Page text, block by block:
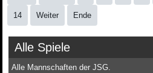
14 Weiter Ende
Alle Spiele
Alle Mannschaften der JSG.